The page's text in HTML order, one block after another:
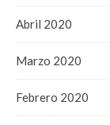
Abril 2020
Marzo 2020
Febrero 2020